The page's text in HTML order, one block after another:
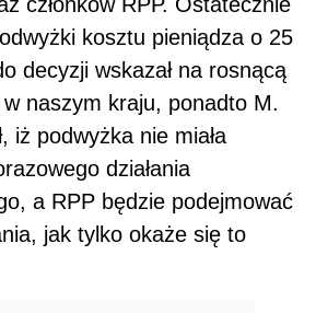
kosztu pieniądza o 25
decyzji wskazał na rosnącą
naszym kraju, ponadto M.
iż podwyżka nie miała
działania
a RPP będzie podejmować
jak tylko okaże się to